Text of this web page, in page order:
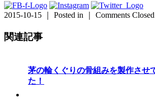
2015-10-15 ｜ Posted in ｜ Comments Closed
関連記事
茅の輪くぐりの骨組みを製作させ
た！